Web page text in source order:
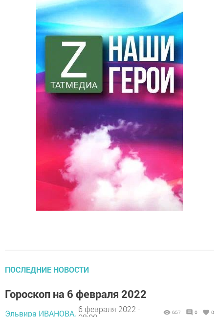
ПОСЛЕДНИЕ НОВОСТИ
Гороскоп на 6 февраля 2022
Эльвира ИВАНОВА, 6 февраля 2022 -
657 0 0